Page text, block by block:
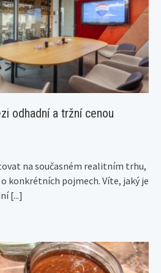
odhadní a tržní cenou
na současném realitním trhu,
konkrétních pojmech. Víte, jaký je
[...]